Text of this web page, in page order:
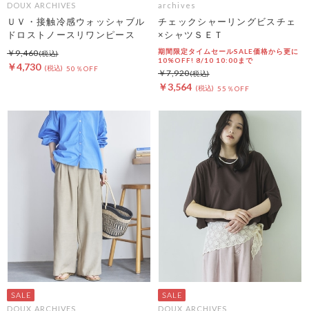
DOUX ARCHIVES
ＵＶ・接触冷感ウォッシャブル
ドロストノースリワンピース
￥4,730 50％OFF
￥9,460
archives
チェックシャーリングビスチェ
×シャツＳＥＴ
期間限定タイムセールSALE価格から更に
10%OFF! 8/10 10:00まで
￥3,564 55％OFF
￥7,920
DOUX ARCHIVES DOUX ARCHIVES